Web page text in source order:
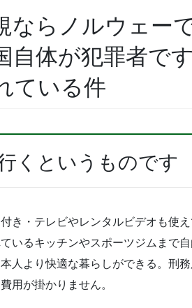
ならノルウェー
自体が犯罪者で
ている件
くというものです
き・テレビやレンタルビデオも使
いるキッチンやスポーツジムまで
人より快適な暮らしができる。刑
用が掛かりません。